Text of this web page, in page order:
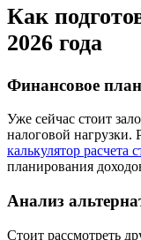
Как
2026 года
Финансовое
Уже сейчас стоит
налоговой нагрузки.
калькулятор расчета
планирования
Анализ
Стоит рассмотреть